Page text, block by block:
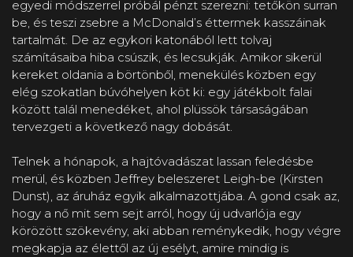
egyedi módszerrel próbál pénzt szerezni: tetőkön surran
be, és teszi zsebre a McDonald’s éttermek kasszáinak
tartalmát. De az egykori katonából lett tolvaj
számításaiba hiba csúszik, és lecsukják. Amikor sikerül
kereket oldania a börtönből, menekülés közben egy
elég szokatlan búvóhelyen köt ki: egy játékbolt falai
között talál menedéket, ahol plüssök társaságában
tervezgeti a következő nagy dobását.
Telnek a hónapok, a hajtóvadászat lassan feledésbe
merül, és közben Jeffrey beleszeret Leigh-be (Kirsten
Dunst), az áruház egyik alkalmazottjába. A gond csak az,
hogy a nő mit sem sejt arról, hogy új udvarlója egy
körözött szökevény, aki abban reménykedik, hogy végre
megkapja az élettől az új esélyt, amire mindig is